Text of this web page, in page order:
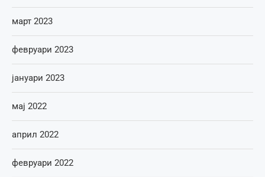
март 2023
февруари 2023
јануари 2023
мај 2022
април 2022
февруари 2022